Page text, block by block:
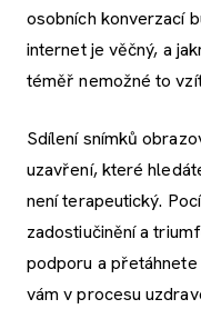
osobních konverzací
internet je věčný, a
téměř nemožné to
Sdílení snímků
uzavření, které
není terapeutický.
zadostiučinění a
podporu a
vám v procesu